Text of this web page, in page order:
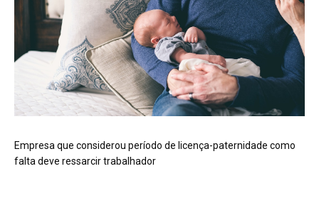
Empresa que considerou período de licença-paternidade como
falta deve ressarcir trabalhador